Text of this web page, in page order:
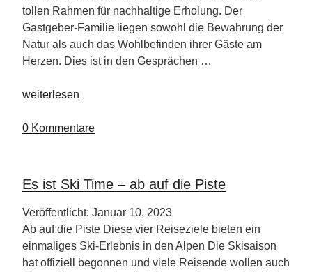
tollen Rahmen für nachhaltige Erholung. Der
Gastgeber-Familie liegen sowohl die Bewahrung der
Natur als auch das Wohlbefinden ihrer Gäste am
Herzen. Dies ist in den Gesprächen …
„Bio
Eggensberger“
weiterlesen
0 Kommentare
Es ist Ski Time – ab auf die Piste
Veröffentlicht: Januar 10, 2023
Ab auf die Piste Diese vier Reiseziele bieten ein
einmaliges Ski-Erlebnis in den Alpen Die Skisaison
hat offiziell begonnen und viele Reisende wollen auch